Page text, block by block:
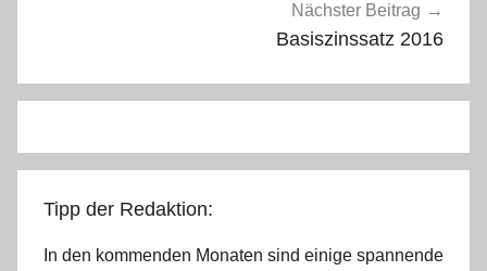
Nächster Beitrag
Basiszinssatz 2016
Tipp der Redaktion:
In den kommenden Monaten sind einige spannende